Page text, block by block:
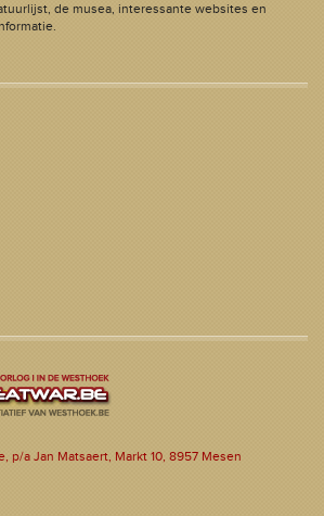
de musea, interessante websites en
p/a Jan Matsaert, Markt 10, 8957 Mesen